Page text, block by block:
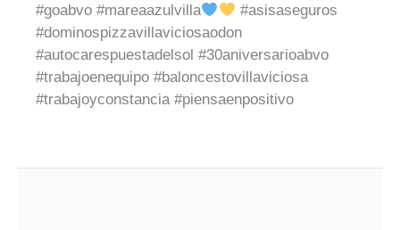
#goabvo #mareaazulvilla
#asisaseguros
#dominospizzavillaviciosaodon
#autocarespuestadelsol #30aniversarioabvo
#trabajoenequipo #baloncestovillaviciosa
#trabajoyconstancia #piensaenpositivo